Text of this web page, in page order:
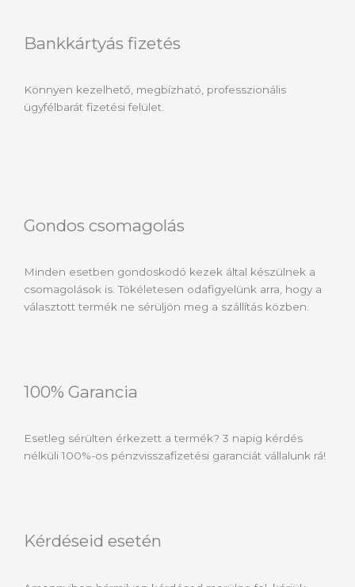
Bankkártyás fizetés
Könnyen kezelhető, megbízható, professzionális
ügyfélbarát fizetési felület.
Gondos csomagolás
Minden esetben gondoskodó kezek által készülnek a
csomagolások is. Tökéletesen odafigyelünk arra, hogy a
választott termék ne sérüljön meg a szállítás közben.
100% Garancia
Esetleg sérülten érkezett a termék? 3 napig kérdés
nélküli 100%-os pénzvisszafizetési garanciát vállalunk rá!
Kérdéseid esetén